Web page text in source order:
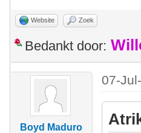
Website Zoek
Bedankt door:
Boyd Maduro
07-